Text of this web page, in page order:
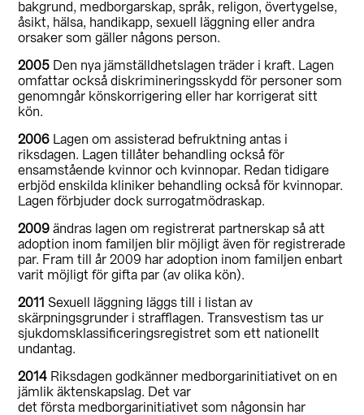
bakgrund, medborgarskap, språk, religon, övertygelse,
åsikt, hälsa, handikapp, sexuell läggning eller andra
orsaker som gäller någons person.
2005 Den nya jämställdhetslagen träder i kraft. Lagen
omfattar också diskrimineringsskydd för personer som
genomngår könskorrigering eller har korrigerat sitt
kön.
2006 Lagen om assisterad befruktning antas i
riksdagen. Lagen tillåter behandling också för
ensamstående kvinnor och kvinnopar. Redan tidigare
erbjöd enskilda kliniker behandling också för kvinnopar.
Lagen förbjuder dock surrogatmödraskap.
2009 ändras lagen om registrerat partnerskap så att
adoption inom familjen blir möjligt även för registrerade
par. Fram till år 2009 har adoption inom familjen enbart
varit möjligt för gifta par (av olika kön).
2011 Sexuell läggning läggs till i listan av
skärpningsgrunder i strafflagen. Transvestism tas ur
sjukdomsklassificeringsregistret som ett nationellt
undantag.
2014 Riksdagen godkänner medborgarinitiativet on en
jämlik äktenskapslag. Det var
det första medborgarinitiativet som någonsin har